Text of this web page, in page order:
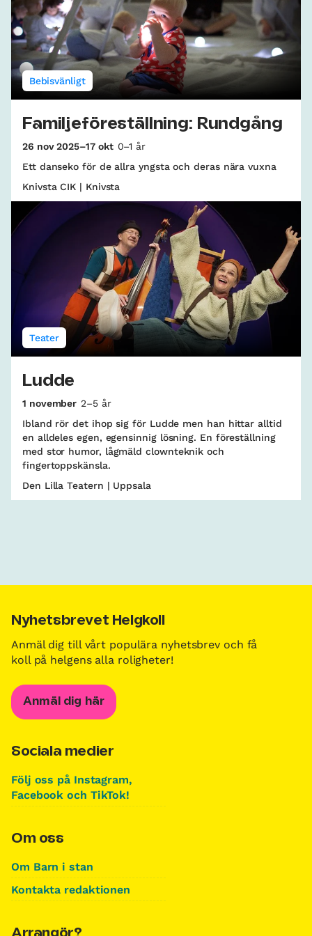
Bebisvänligt
Familjeföreställning: Rundgång
26 nov 2025–17 okt 0–1 år
Ett danseko för de allra yngsta och deras nära vuxna
Knivsta CIK | Knivsta
Teater
Ludde
1 november 2–5 år
Ibland rör det ihop sig för Ludde men han hittar alltid
en alldeles egen, egensinnig lösning. En föreställning
med stor humor, lågmäld clownteknik och
fingertoppskänsla.
Den Lilla Teatern | Uppsala
Nyhetsbrevet Helgkoll
Anmäl dig till vårt populära nyhetsbrev och få
koll på helgens alla roligheter!
Anmäl dig här
Sociala medier
Följ oss på Instagram,
Facebook och TikTok!
Om oss
Om Barn i stan
Kontakta redaktionen